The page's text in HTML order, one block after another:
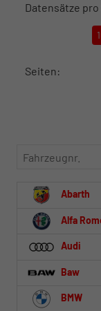
Datensätze
Seiten:
Fahrzeugnr.
Abarth
Alfa
Audi
Baw
BMW